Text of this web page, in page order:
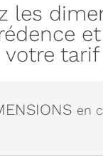
les
votre tarif
en